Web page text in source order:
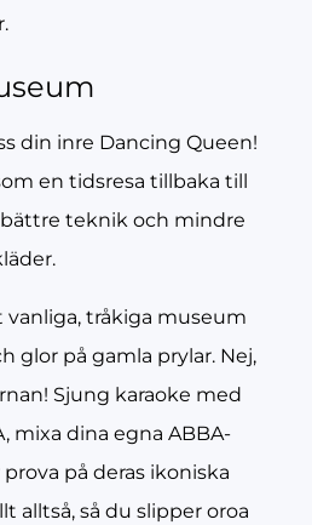
din inre Dancing Queen!
en tidsresa tillbaka till
teknik och mindre
tråkiga museum
glor på gamla prylar. Nej,
Sjung karaoke med
mixa dina egna ABBA-
på deras ikoniska
alltså, så du slipper oroa